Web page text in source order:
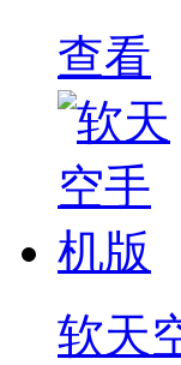
查看
软天